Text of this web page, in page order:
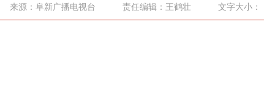
来源：阜新广播电视台 责任编辑：王鹤壮 文字大小：